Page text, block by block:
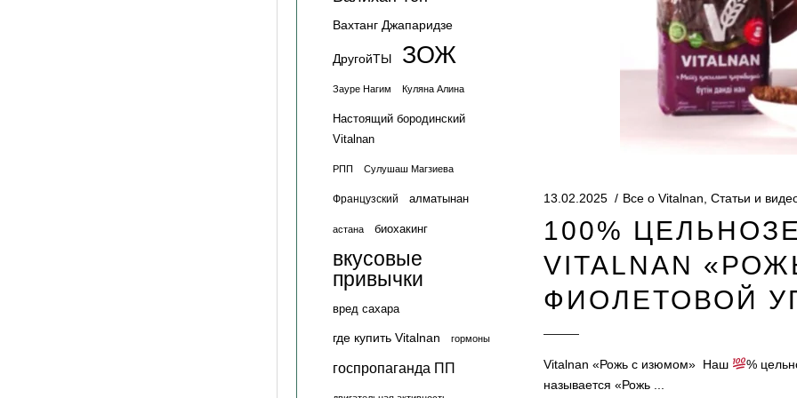
13.02.2025 Все о Vitalnan Статьи и
100%
VITALNAN
ФИОЛЕТОВОЙ
Vitalnan «Рожь с изюмом» Наш
%
называется «Рожь
Вахтанг Джапаридзе
ДругойТЫ ЗОЖ
Зауре Нагим Куляна Алина
Настоящий бородинский
Vitalnan
РПП Сулушаш Магзиева
Французский алматынан
астана биохакинг
вкусовые
привычки
вред сахара
где купить Vitalnan гормоны
госпропаганда ПП